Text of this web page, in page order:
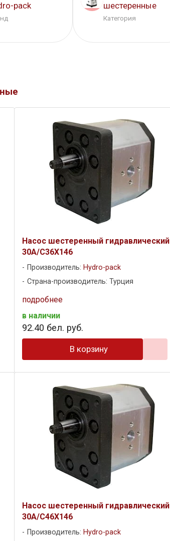
pack
шестеренные
Категория
Насос шестеренный гидравлический
30A/C36X146
Производитель: Hydro-pack
Страна-производитель: Турция
подробнее
в наличии
92.40 бел. руб.
В корзину
Насос шестеренный гидравлический
30A/C46X146
Производитель: Hydro-pack